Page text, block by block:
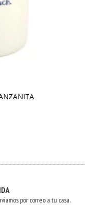
por correo a tu casa.